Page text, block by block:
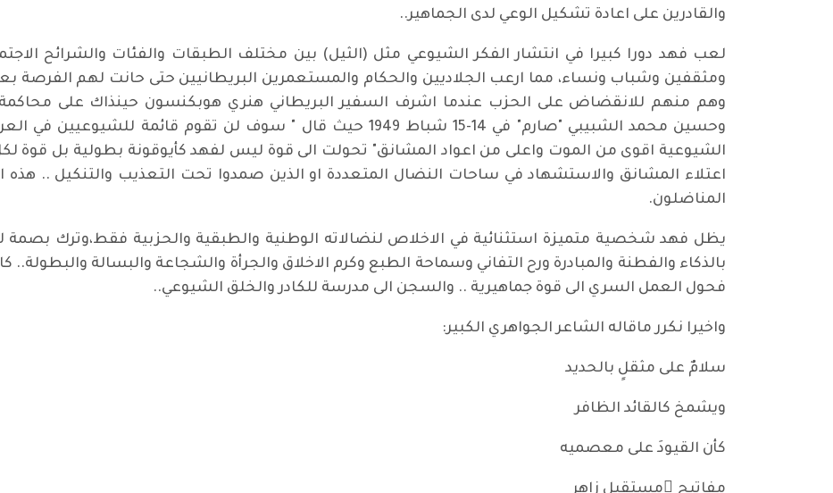
والقادرين على اعادة تشكيل الوعي لدى الجماهير..
لعب فهد دورا كبيرا في انتشار الفكر الشيوعي مثل (الثيل) بين مختلف الطبقات والفئات والشرائح
ومثقفين وشباب ونساء، مما ارعب الجلاديين والحكام والمستعمرين البريطانيين حتى حانت لهم الفرصة
وهم منهم للانقضاض على الحزب عندما اشرف السفير البريطاني هنري هوبكنسون حينذاك على محاكمة
وحسين محمد الشبيبي "صارم" في 14-15 شباط 1949 حيث قال " سوف لن تقوم
الشيوعية اقوى من الموت واعلى من اعواد المشانق" تحولت الى قوة ليس لفهد كأيوقونة بطولية بل قوة
اعتلاء المشانق والاستشهاد في ساحات النضال المتعددة او الذين صمدوا تحت التعذيب والتنكيل ..
المناضلون.
يظل فهد شخصية متميزة استثنائية في الاخلاص لنضالاته الوطنية والطبقية والحزبية فقط،وترك بصمة
بالذكاء والفطنة والمبادرة ورح التفاني وسماحة الطبع وكرم الاخلاق والجرأة والشجاعة والبسالة
فحول العمل السري الى قوة جماهيرية .. والسجن الى مدرسة للكادر والخلق الشيوعي..
واخيرا نكرر ماقاله الشاعر الجواهري الكبير:
سلامٌ على مثقلٍ بالحديد
ويشمخ كالقائد الظافر
كأن القيودَ على معصميه
مفاتيح َمستقبلٍ زاهر